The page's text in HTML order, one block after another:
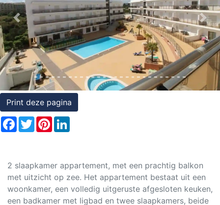
Rechten
op
onroerend
goed
Previous Next
Print deze pagina
Facebook
TwitterPinterest
2 slaapkamer appartement, met een prachtig balkon
met uitzicht op zee. Het appartement bestaat uit een
woonkamer, een volledig uitgeruste afgesloten keuken,
een badkamer met ligbad en twee slaapkamers, beide